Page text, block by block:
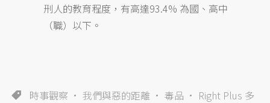
刑人的教育程度，有高達93.4% 為國、高中
（職）以下。
時事觀察 我們與惡的距離 毒品
Right Plus 多